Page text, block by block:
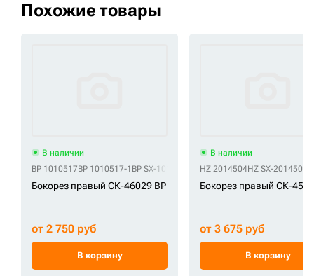
Похожие товары
В наличии
BP 1010517BP 1010517-1 BP SX-1010517
Бокорез правый СК-46029 BP
от 2 750 руб
В корзину
В наличии
HZ 2014504HZ SX-2014504
Бокорез правый СК-
от 3 675 руб
В корзину